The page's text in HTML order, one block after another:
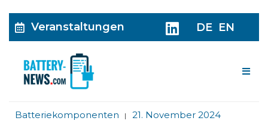
Veranstaltungen DE EN
Batteriekomponenten | 21. November 2024